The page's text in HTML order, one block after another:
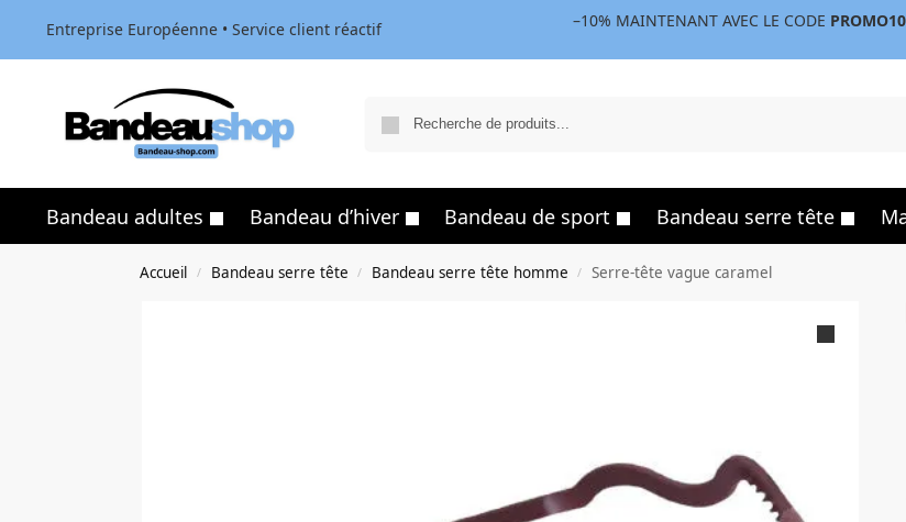
Entreprise Européenne • Service client réactif –10% MAINTENANT AVEC LE CODE PROMO10
Bandeau adultes Bandeau d’hiver Bandeau de sport Bandeau serre tête
Accueil / Bandeau serre tête / Bandeau serre tête homme / Serre-tête vague caramel